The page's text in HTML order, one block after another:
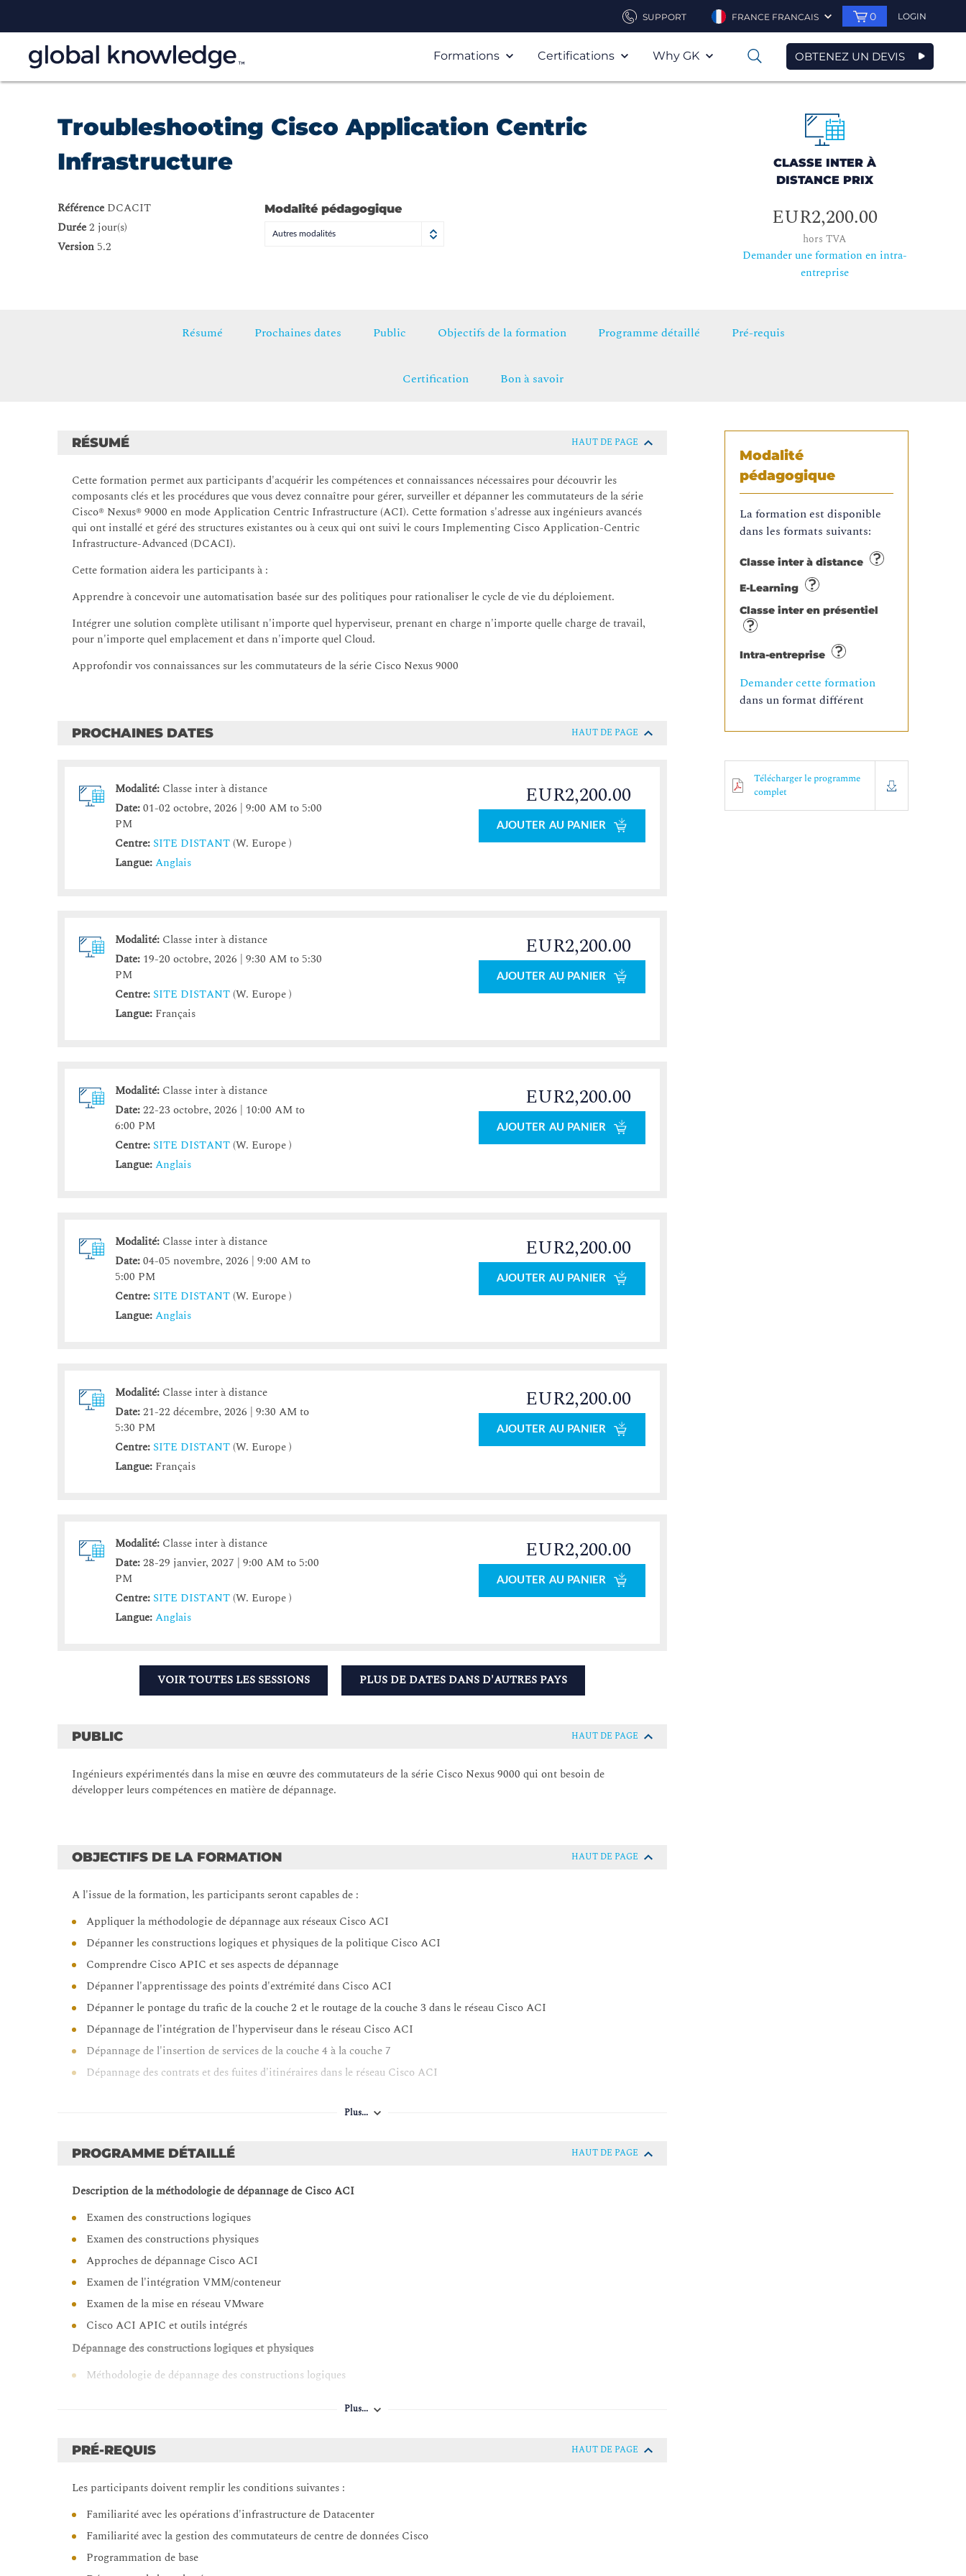
SUPPORT FRANCE FRANCAIS 0 LOGIN
Formations Certifications Why GK 0 OBTENEZ UN DEVIS
Troubleshooting Cisco Application Centric
Infrastructure
Référence DCACIT
Durée2 jour(s)
Version 5.2
Modalité pédagogique
Autres modalités
CLASSE INTER À
DISTANCE PRIX
EUR2,200.00
hors TVA
Demander une formation en intra-
entreprise
Résumé Prochaines dates Public Objectifs de la formation Programme détaillé Pré-requis
Certification Bon à savoir
Modalité
pédagogique
La formation est disponible
dans les formats suivants:
Classe inter à distance
E-Learning
Classe inter en présentiel
Intra-entreprise
Demander cette formation
dans un format différent
Télécharger le programme
complet
RÉSUMÉ HAUT DE PAGE
Cette formation permet aux participants d'acquérir les compétences et connaissances nécessaires pour découvrir les
composants clés et les procédures que vous devez connaître pour gérer, surveiller et dépanner les commutateurs de la série
Cisco® Nexus® 9000 en mode Application Centric Infrastructure (ACI). Cette formation s'adresse aux ingénieurs avancés
qui ont installé et géré des structures existantes ou à ceux qui ont suivi le cours Implementing Cisco Application-Centric
Infrastructure-Advanced (DCACI).
Cette formation aidera les participants à :
Apprendre à concevoir une automatisation basée sur des politiques pour rationaliser le cycle de vie du déploiement.
Intégrer une solution complète utilisant n'importe quel hyperviseur, prenant en charge n'importe quelle charge de travail,
pour n'importe quel emplacement et dans n'importe quel Cloud.
Approfondir vos connaissances sur les commutateurs de la série Cisco Nexus 9000
PROCHAINES DATES HAUT DE PAGE
Modalité: Classe inter à distance
Date:01-02 octobre, 2026 | 9:00 AM to 5:00
PM
Centre: SITE DISTANT(W. Europe )
Langue:Anglais
EUR2,200.00
AJOUTER AU PANIER
Modalité: Classe inter à distance
Date: 19-20 octobre, 2026 | 9:30 AM to 5:30
PM
Centre: SITE DISTANT(W. Europe )
Langue: Français
EUR2,200.00
AJOUTER AU PANIER
Modalité: Classe inter à distance
Date:22-23 octobre, 2026 | 10:00 AM to
6:00 PM
Centre: SITE DISTANT(W. Europe )
Langue:Anglais
EUR2,200.00
AJOUTER AU PANIER
Modalité: Classe inter à distance
Date:04-05 novembre, 2026 | 9:00 AM to
5:00 PM
Centre: SITE DISTANT(W. Europe )
Langue:Anglais
EUR2,200.00
AJOUTER AU PANIER
Modalité: Classe inter à distance
Date:21-22 décembre, 2026 | 9:30 AM to
5:30 PM
Centre: SITE DISTANT(W. Europe )
Langue: Français
EUR2,200.00
AJOUTER AU PANIER
Modalité: Classe inter à distance
Date:28-29 janvier, 2027 | 9:00 AM to 5:00
PM
Centre: SITE DISTANT(W. Europe )
Langue:Anglais
EUR2,200.00
AJOUTER AU PANIER
VOIR TOUTES LES SESSIONS PLUS DE DATES DANS D'AUTRES PAYS
PUBLIC HAUT DE PAGE
Ingénieurs expérimentés dans la mise en œuvre des commutateurs de la série Cisco Nexus 9000 qui ont besoin de
développer leurs compétences en matière de dépannage.
OBJECTIFS DE LA FORMATION HAUT DE PAGE
A l'issue de la formation, les participants seront capables de :
Appliquer la méthodologie de dépannage aux réseaux Cisco ACI
Dépanner les constructions logiques et physiques de la politique Cisco ACI
Comprendre Cisco APIC et ses aspects de dépannage
Dépanner l'apprentissage des points d'extrémité dans Cisco ACI
Dépanner le pontage du trafic de la couche 2 et le routage de la couche 3 dans le réseau Cisco ACI
Dépannage de l'intégration de l'hyperviseur dans le réseau Cisco ACI
Dépannage de l'insertion de services de la couche 4 à la couche 7
Dépannage des contrats et des fuites d'itinéraires dans le réseau Cisco ACI
Plus...
PROGRAMME DÉTAILLÉ HAUT DE PAGE
Description de la méthodologie de dépannage de Cisco ACI
Examen des constructions logiques
Examen des constructions physiques
Approches de dépannage Cisco ACI
Examen de l'intégration VMM/conteneur
Examen de la mise en réseau VMware
Cisco ACI APIC et outils intégrés
Dépannage des constructions logiques et physiques
Méthodologie de dépannage des constructions logiques
Vérification du cluster Cisco APIC
Dépannage de l'apprentissage des points d'extrémité
Vérification de la connectivité des terminaux
Contrôle de l'apprentissage des points finaux
Dépannage de l'apprentissage des points finaux
Plus...
PRÉ-REQUIS HAUT DE PAGE
Les participants doivent remplir les conditions suivantes :
Familiarité avec les opérations d'infrastructure de Datacenter
Familiarité avec la gestion des commutateurs de centre de données Cisco
Programmation de base